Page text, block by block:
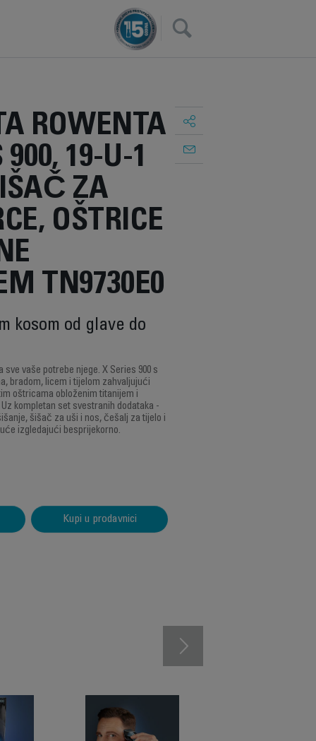
×
ROWENTA
900, 19-U-1
ZA
OŠTRICE
TN9730E0
kosom od glave do
vaše potrebe njege. X Series 900 s
bradom, licem i tijelom zahvaljujući
oštricama obloženim titanijem i
kompletan set svestranih dodataka -
šišač za uši i nos, češalj za tijelo i
izgledajući besprijekorno.
Kupi u prodavnici